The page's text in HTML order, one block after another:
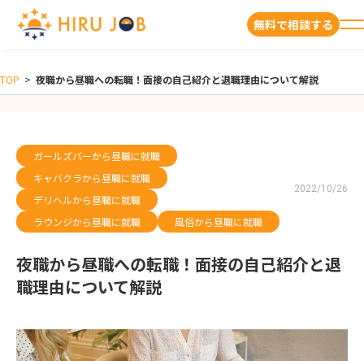
無料で相談する
TOP > 夜職から昼職への転職！面接の自己紹介と退職理由について解説
ガールズバーから昼職に就職
キャバクラから昼職に就職
デリヘルから昼職に就職
ラウンジから昼職に就職
風俗から昼職に就職
2022/10/26
夜職から昼職への転職！面接の自己紹介と退
職理由について解説